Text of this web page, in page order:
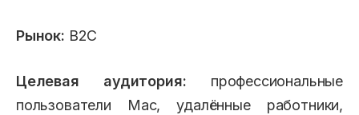
Рынок: B2C
Целевая аудитория: профессиональные
пользователи Mac, удалённые работники,